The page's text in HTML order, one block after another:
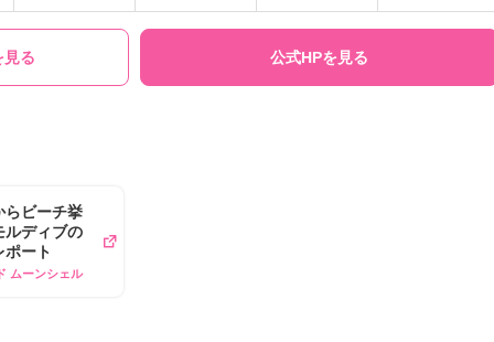
見る 公式HPを見る
らビーチ挙
ルディブの
ポート
ムーンシェル